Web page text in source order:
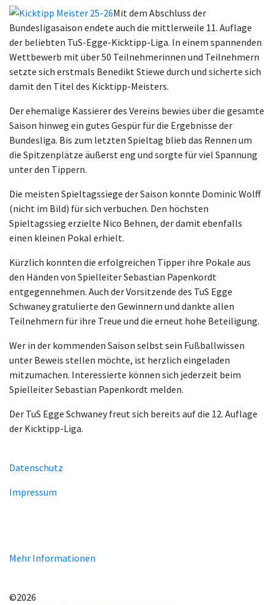
Mit dem Abschluss der
Bundesligasaison endete auch die mittlerweile 11. Auflage
der beliebten TuS-Egge-Kicktipp-Liga. In einem spannenden
Wettbewerb mit über 50 Teilnehmerinnen und Teilnehmern
setzte sich erstmals Benedikt Stiewe durch und sicherte sich
damit den Titel des Kicktipp-Meisters.
Der ehemalige Kassierer des Vereins bewies über die gesamte
Saison hinweg ein gutes Gespür für die Ergebnisse der
Bundesliga. Bis zum letzten Spieltag blieb das Rennen um
die Spitzenplätze äußerst eng und sorgte für viel Spannung
unter den Tippern.
Die meisten Spieltagssiege der Saison konnte Dominic Wolff
(nicht im Bild) für sich verbuchen. Den höchsten
Spieltagssieg erzielte Nico Behnen, der damit ebenfalls
einen kleinen Pokal erhielt.
Kürzlich konnten die erfolgreichen Tipper ihre Pokale aus
den Händen von Spielleiter Sebastian Papenkordt
entgegennehmen. Auch der Vorsitzende des TuS Egge
Schwaney gratulierte den Gewinnern und dankte allen
Teilnehmern für ihre Treue und die erneut hohe Beteiligung.
Wer in der kommenden Saison selbst sein Fußballwissen
unter Beweis stellen möchte, ist herzlich eingeladen
mitzumachen. Interessierte können sich jederzeit beim
Spielleiter Sebastian Papenkordt melden.
Der TuS Egge Schwaney freut sich bereits auf die 12. Auflage
der Kicktipp-Liga.
Datenschutz
Impressum
Mehr Informationen
©2026